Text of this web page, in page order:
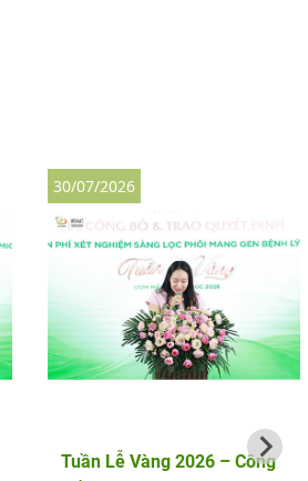
Tuần Lễ Vàng 2026 – Công
30/07/2026